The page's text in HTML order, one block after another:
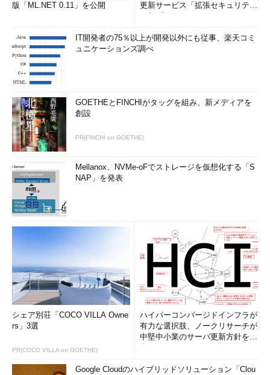
版「ML.NET 0.11」を公開
更新サービス「拡張セキュリティ
IT開発者の75％以上が開発以外にも従事、楽天コミ
ュニケーションズ調べ
GOETHEとFINCHIがタッグを組み、新メディアを
創設
PR(FINCHI on GOETHE)
Mellanox、NVMe-oFでストレージを仮想化する「S
NAP」を発表
シェア別荘「COCO VILLA Owne
rs」3選
PR(COCO VILLA on GOETHE)
ハイパーコンバージドインフラが
有力な選択肢、ノークリサーチが
中堅中小業のサーバ更新方針を調
Google Cloudのハイブリッドソリューション「Clou